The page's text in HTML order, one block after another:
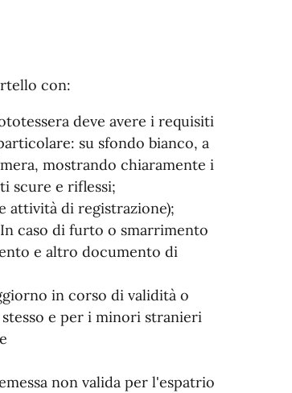
con:
deve avere i requisiti
su sfondo bianco, a
mostrando chiaramente i
scure e riflessi;
attività di registrazione);
caso di furto o smarrimento
e altro documento di
in corso di validità o
e per i minori stranieri
non valida per l'espatrio